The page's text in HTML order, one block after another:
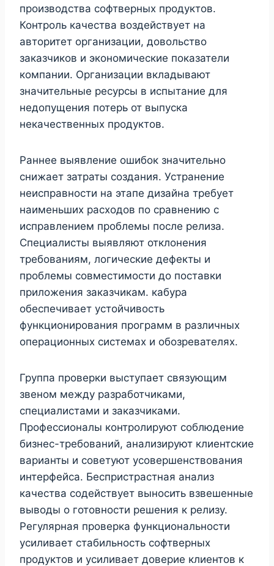
производства софтверных продуктов.
Контроль качества воздействует на
авторитет организации, довольство
заказчиков и экономические показатели
компании. Организации вкладывают
значительные ресурсы в испытание для
недопущения потерь от выпуска
некачественных продуктов.
Раннее выявление ошибок значительно
снижает затраты создания. Устранение
неисправности на этапе дизайна требует
наименьших расходов по сравнению с
исправлением проблемы после релиза.
Специалисты выявляют отклонения
требованиям, логические дефекты и
проблемы совместимости до поставки
приложения заказчикам. кабура
обеспечивает устойчивость
функционирования программ в различных
операционных системах и обозревателях.
Группа проверки выступает связующим
звеном между разработчиками,
специалистами и заказчиками.
Профессионалы контролируют соблюдение
бизнес-требований, анализируют клиентские
варианты и советуют усовершенствования
интерфейса. Беспристрастная анализ
качества содействует выносить взвешенные
выводы о готовности решения к релизу.
Регулярная проверка функциональности
усиливает стабильность софтверных
продуктов и усиливает доверие клиентов к